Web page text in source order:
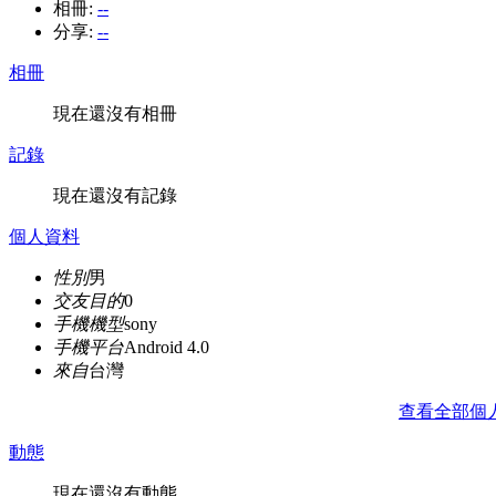
相冊: --
分享: --
相冊
現在還沒有相冊
記錄
現在還沒有記錄
個人資料
性別男
交友目的0
手機機型sony
手機平台Android 4.0
來自台灣
查看全部個
動態